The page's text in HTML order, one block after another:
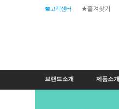
☎고객센터 ★즐겨찾기
브랜드소개 제품소개